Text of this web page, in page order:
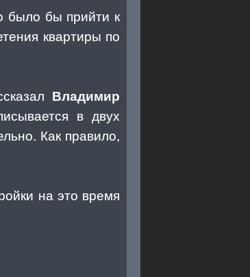
было бы прийти к
квартиры по
Владимир
в двух
Как правило,
на это время